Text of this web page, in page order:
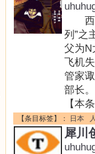
西之
列”
父为N
飞机
管家
部长
【本
【条目标签】： 日本
犀川